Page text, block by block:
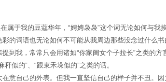
属于我的豆蔻华年，“娉娉袅袅”这个词无论如何与我
的词语也无论如何不可能从我周边那些没念过什么书
到我，常常只会用诸如“你家闺女个子拉长”之类的方
似的”、“跟束禾垛似的”之类的话。
意自己的外表。但我一直坚信自己的样子并不丑。因